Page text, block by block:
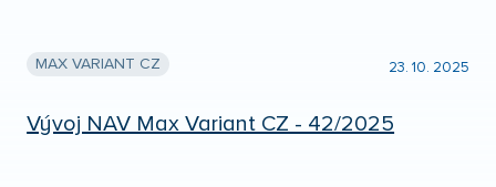
MAX VARIANT CZ 23. 10. 2025
Vývoj NAV Max Variant CZ - 42/2025